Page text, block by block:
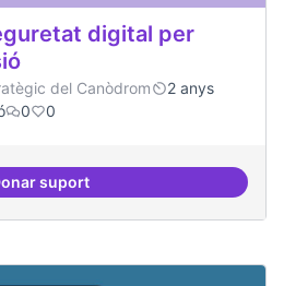
digital per
del Canòdrom
2 anys
0 0
suport
Tècniques de seguretat digital